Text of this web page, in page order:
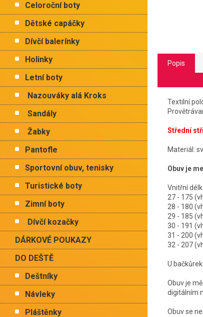
Celoroční boty
Dětské capáčky
Dívčí balerínky
Holinky
Letní boty
Nazouváky alá Kroks
Sandály
Žabky
Pantofle
Sportovní obuv, tenisky
Turistické boty
Zimní boty
Dívčí kozačky
DÁRKOVÉ POUKAZY
DO DEŠTĚ
Deštníky
Návleky
Pláštěnky
Popis
Textilní
Střední
Materiál:
Obuv je
Vnitřní
27 - 175
28 - 180
29 - 185
30 - 191
31 - 200
32 - 207
U
Obuv je
digitálním
Obuv se